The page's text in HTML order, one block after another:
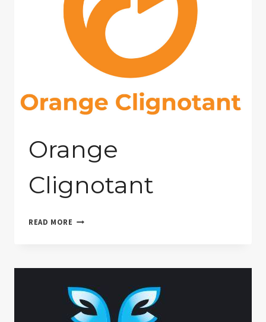
Orange
Clignotant
READ MORE ORANGE